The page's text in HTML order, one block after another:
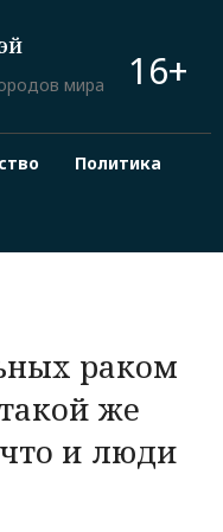
мира
16+
Политика
раком
же
и люди